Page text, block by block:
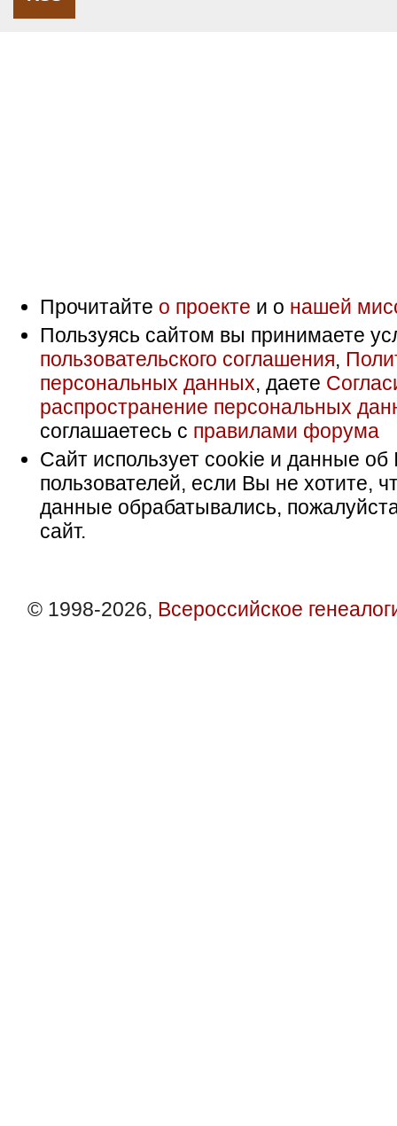
Прочитайте о проекте и о нашей
Пользуясь сайтом вы принимаете
пользовательского соглашения,
персональных данных, даете
распространение персональных
соглашаетесь с правилами форума
Сайт использует cookie и данные об
пользователей, если Вы не хотите,
данные обрабатывались,
сайт.
© 1998-2026, Всероссийское